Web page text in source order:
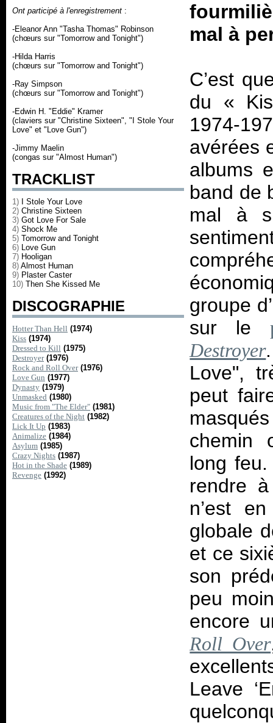
Ont participé à l'enregistrement :
-Eleanor Ann "Tasha Thomas" Robinson
(chœurs sur "Tomorrow and Tonight")
-Hilda Harris
(chœurs sur "Tomorrow and Tonight")
-Ray Simpson
(chœurs sur "Tomorrow and Tonight")
-Edwin H. "Eddie" Kramer
(claviers sur "Christine Sixteen", "I Stole Your
Love" et "Love Gun")
-Jimmy Maelin
(congas sur "Almost Human")
TRACKLIST
1)
I Stole Your Love
2) Christine Sixteen
3) Got Love For Sale
4) Shock Me
5) Tomorrow and Tonight
6) Love Gun
7) Hooligan
8) Almost Human
9) Plaster Caster
10) Then She Kissed Me
DISCOGRAPHIE
Hotter Than Hell (1974)
Kiss (1974)
Dressed to Kill (1975)
Destroyer (1976)
Rock and Roll Over (1976)
Love Gun (1977)
Dynasty (1979)
Unmasked (1980)
Music from "The Elder" (1981)
Creatures of the Night (1982)
Lick It Up (1983)
Animalize (1984)
Asylum (1985)
Crazy Nights (1987)
Hot in the Shade (1989)
Revenge (1992)
mal à
C’est
du «
1974-
avérées
albums
band de
mal à
groupe
sur le
Destroyer
Love",
peut
chemin
long
rendre
n’est
globale
et ce
son
peu
encore
Roll Over
Leave